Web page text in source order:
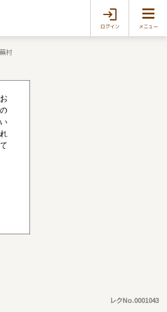
ログイン メニュー
村
レクNo.0001043